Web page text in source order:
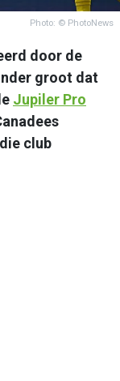
Photo: © PhotoNews
door de
groot dat
Jupiler Pro
club